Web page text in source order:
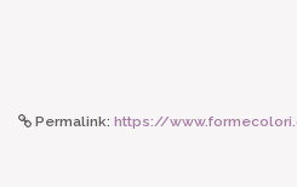
Permalink: https://www.formecolori.com:443/it_it/shop/tappeti_beija_flor/eclectic/